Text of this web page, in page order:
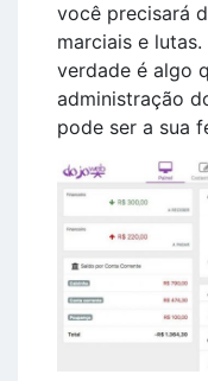
você precisará
marciais e
verdade é algo
administração
pode ser a sua